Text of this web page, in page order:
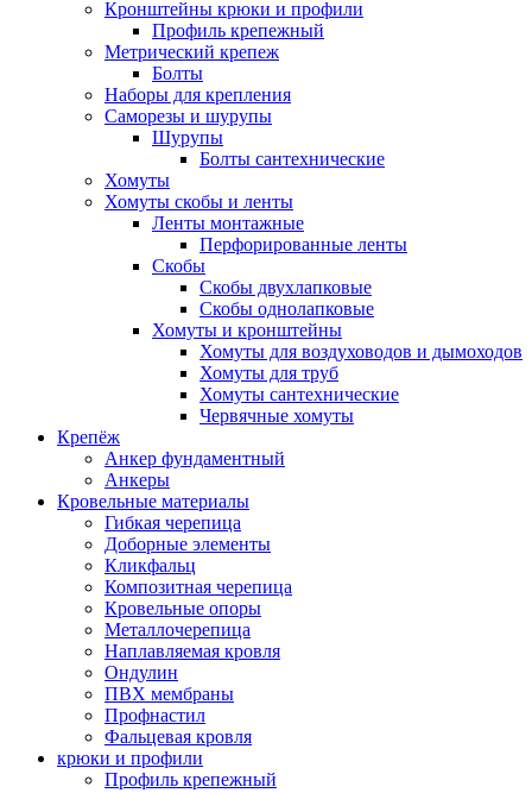
Кронштейны крюки и профили
Профиль крепежный
Метрический крепеж
Болты
Наборы для крепления
Саморезы и шурупы
Шурупы
Болты сантехнические
Хомуты
Хомуты скобы и ленты
Ленты монтажные
Перфорированные ленты
Скобы
Скобы двухлапковые
Скобы однолапковые
Хомуты и кронштейны
Хомуты для воздуховодов и дымоходов
Хомуты для труб
Хомуты сантехнические
Червячные хомуты
Крепёж
Анкер фундаментный
Анкеры
Кровельные материалы
Гибкая черепица
Доборные элементы
Кликфальц
Композитная черепица
Кровельные опоры
Металлочерепица
Наплавляемая кровля
Ондулин
ПВХ мембраны
Профнастил
Фальцевая кровля
крюки и профили
Профиль крепежный